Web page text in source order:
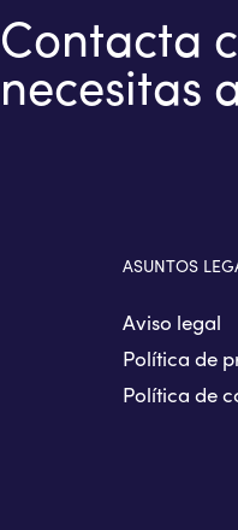
Contacta
necesitas
ASUNTOS
Aviso legal
Política de
Política de